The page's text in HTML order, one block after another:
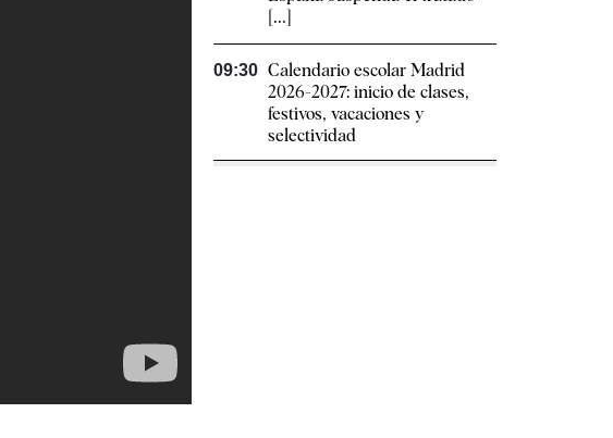
[...]
09:30 Calendario escolar Madrid
2026-2027: inicio de clases,
festivos, vacaciones y
selectividad